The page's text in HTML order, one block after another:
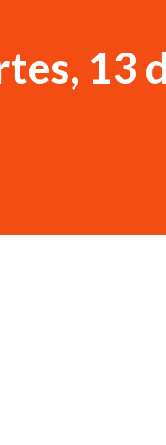
13